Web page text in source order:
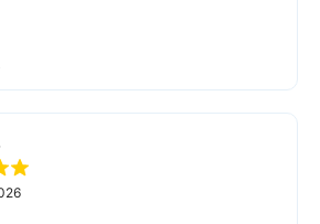
чётко без шума и пыли),
с грамотными,
Спасибо